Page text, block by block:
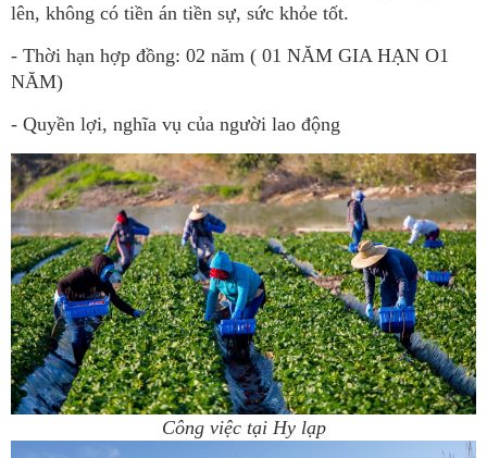
lên, không có tiền án tiền sự, sức khỏe tốt.
- Thời hạn hợp đồng: 02 năm ( 01 NĂM GIA HẠN O1
NĂM)
- Quyền lợi, nghĩa vụ của người lao động
Công việc tại Hy lạp